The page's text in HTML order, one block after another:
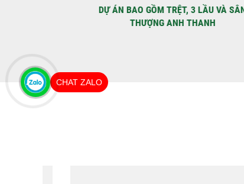
DỰ ÁN BAO GỒM TRỆT, 3 LẦU VÀ SÂN
THƯỢNG ANH THANH
CHAT ZALO